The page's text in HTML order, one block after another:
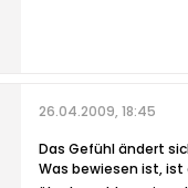
26.04.2009, 18:45
Das Gefühl ändert
Was bewiesen ist,